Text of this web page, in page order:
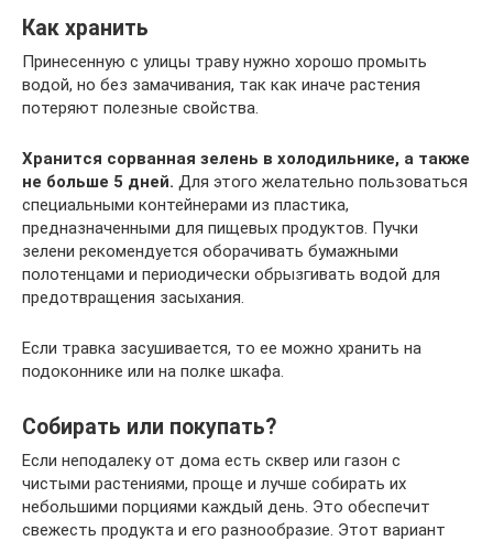
Как хранить
Принесенную с улицы траву нужно хорошо промыть
водой, но без замачивания, так как иначе растения
потеряют полезные свойства.
Хранится сорванная зелень в холодильнике, а также
не больше 5 дней. Для этого желательно пользоваться
специальными контейнерами из пластика,
предназначенными для пищевых продуктов. Пучки
зелени рекомендуется оборачивать бумажными
полотенцами и периодически обрызгивать водой для
предотвращения засыхания.
Если травка засушивается, то ее можно хранить на
подоконнике или на полке шкафа.
Собирать или покупать?
Если неподалеку от дома есть сквер или газон с
чистыми растениями, проще и лучше собирать их
небольшими порциями каждый день. Это обеспечит
свежесть продукта и его разнообразие. Этот вариант